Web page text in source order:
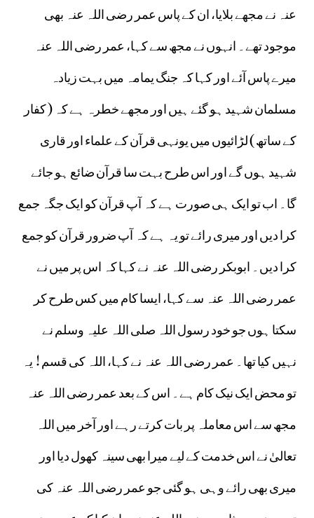
عنہ نے مجھے بلایا، ان کے پاس عمر رضی اللہ عنہ بھی
موجود تھے۔ انہوں نے مجھ سے کہا، عمر رضی اللہ عنہ
میرے پاس آئے اور کہا کہ جنگ یمامہ میں بہت زیادہ
مسلمان شہید ہو گئے ہیں اور مجھے خطرہ ہے کہ ( کفار
کے ساتھ ) لڑائیوں میں یونہی قرآن کے علماء اور قاری
شہید ہوں گے اور اس طرح بہت سا قرآن ضائع ہو جائے
گا۔ اب تو ایک ہی صورت ہے کہ آپ قرآن کو ایک جگہ جمع
کرا دیں اور میری رائے تو یہ ہے کہ آپ ضرور قرآن کو جمع
کرا دیں۔ ابوبکر رضی اللہ عنہ نے کہا کہ اس پر میں نے
عمر رضی اللہ عنہ سے کہا، ایسا کام میں کس طرح کر
سکتا ہوں جو خود رسول اللہ صلی اللہ علیہ وسلم نے
نہیں کیا تھا۔ عمر رضی اللہ عنہ نے کہا، اللہ کی قسم! یہ
تو محض ایک نیک کام ہے۔ اس کے بعد عمر رضی اللہ عنہ
مجھ سے اس معاملہ پر بات کرتے رہے اور آخر میں اللہ
تعالیٰ نے اس خدمت کے لیے میرا بھی سینہ کھول دیا اور
میری بھی رائے وہی ہو گئی جو عمر رضی اللہ عنہ کی